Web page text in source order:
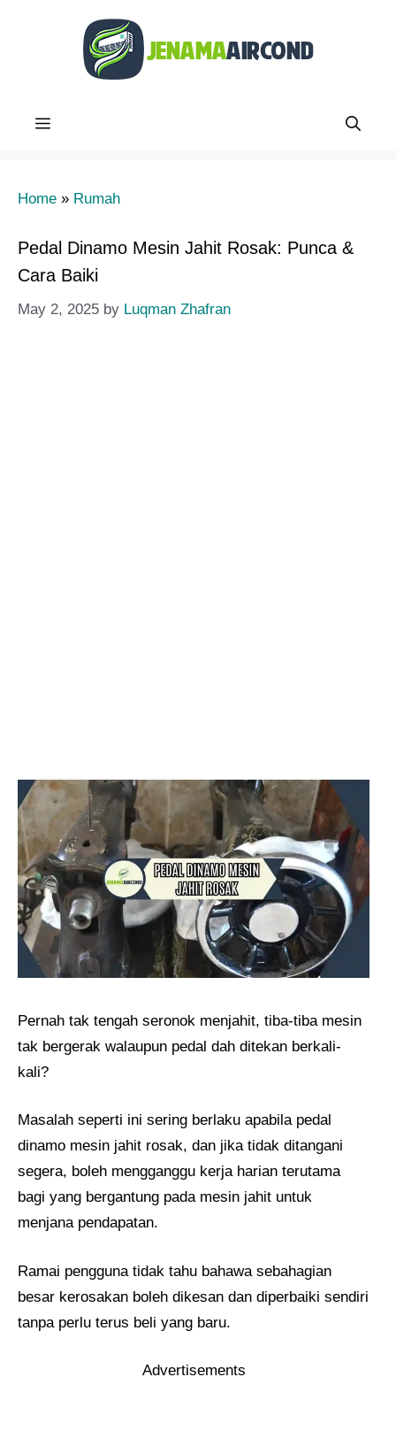
Menu
Home » Rumah
Pedal Dinamo Mesin Jahit Rosak: Punca &
Cara Baiki
May 2, 2025 by Luqman Zhafran
Pernah tak tengah seronok menjahit, tiba-tiba mesin
tak bergerak walaupun pedal dah ditekan berkali-
kali?
Masalah seperti ini sering berlaku apabila pedal
dinamo mesin jahit rosak, dan jika tidak ditangani
segera, boleh mengganggu kerja harian terutama
bagi yang bergantung pada mesin jahit untuk
menjana pendapatan.
Ramai pengguna tidak tahu bahawa sebahagian
besar kerosakan boleh dikesan dan diperbaiki sendiri
tanpa perlu terus beli yang baru.
Advertisements